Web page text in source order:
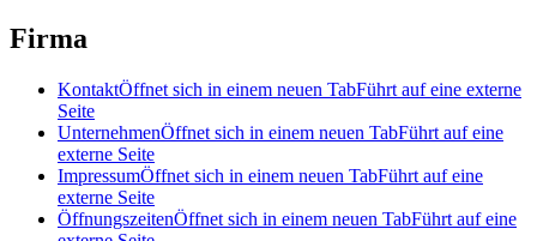
Firma
KontaktÖffnet sich in einem neuen TabFührt auf eine externe
Seite
UnternehmenÖffnet sich in einem neuen TabFührt auf eine
externe Seite
ImpressumÖffnet sich in einem neuen TabFührt auf eine
externe Seite
ÖffnungszeitenÖffnet sich in einem neuen TabFührt auf eine